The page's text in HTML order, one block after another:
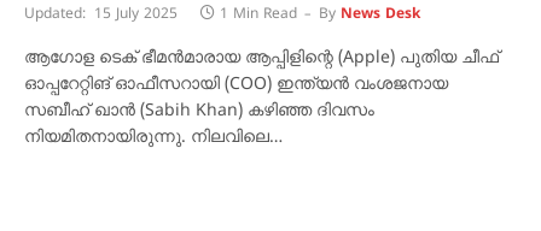
Updated: 15 July 2025 1 Min Read By News Desk
ആഗോള ടെക് ഭീമൻമാരായ ആപ്പിളിന്റെ (Apple) പുതിയ ചീഫ്
ഓപ്പറേറ്റിങ് ഓഫീസറായി (COO) ഇന്ത്യൻ വംശജനായ
സബീഹ് ഖാൻ (Sabih Khan) കഴിഞ്ഞ ദിവസം
നിയമിതനായിരുന്നു. നിലവിലെ…